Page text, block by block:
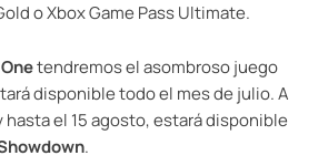
o Xbox Game Pass Ultimate.
tendremos el asombroso juego
disponible todo el mes de julio. A
hasta el 15 agosto, estará disponible
.